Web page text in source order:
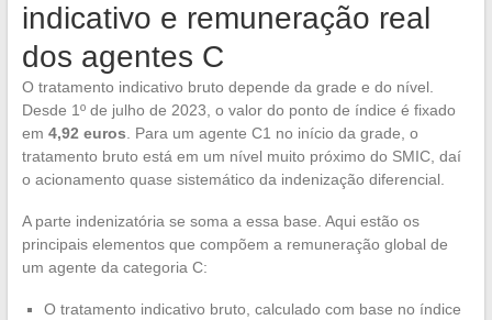
indicativo e remuneração real
dos agentes C
O tratamento indicativo bruto depende da grade e do nível.
Desde 1º de julho de 2023, o valor do ponto de índice é fixado
em 4,92 euros . Para um agente C1 no início da grade, o
tratamento bruto está em um nível muito próximo do SMIC, daí
o acionamento quase sistemático da indenização diferencial.
A parte indenizatória se soma a essa base. Aqui estão os
principais elementos que compõem a remuneração global de
um agente da categoria C:
O tratamento indicativo bruto, calculado com base no índice